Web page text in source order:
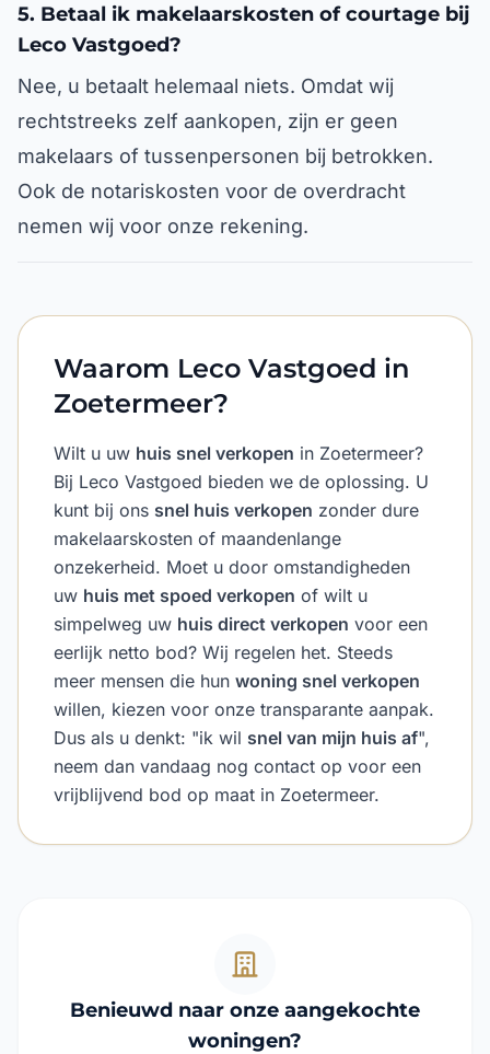
5. Betaal ik makelaarskosten of courtage bij
Leco Vastgoed?
Nee, u betaalt helemaal niets. Omdat wij
rechtstreeks zelf aankopen, zijn er geen
makelaars of tussenpersonen bij betrokken.
Ook de notariskosten voor de overdracht
nemen wij voor onze rekening.
Waarom Leco Vastgoed in
Zoetermeer?
Wilt u uw huis snel verkopen in Zoetermeer?
Bij Leco Vastgoed bieden we de oplossing. U
kunt bij ons snel huis verkopen zonder dure
makelaarskosten of maandenlange
onzekerheid. Moet u door omstandigheden
uw huis met spoed verkopen of wilt u
simpelweg uw huis direct verkopen voor een
eerlijk netto bod? Wij regelen het. Steeds
meer mensen die hun woning snel verkopen
willen, kiezen voor onze transparante aanpak.
Dus als u denkt: "ik wil snel van mijn huis af",
neem dan vandaag nog contact op voor een
vrijblijvend bod op maat in Zoetermeer.
Benieuwd naar onze aangekochte
woningen?